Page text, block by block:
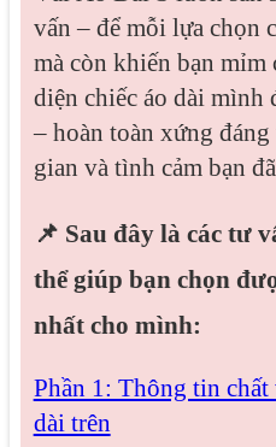
vấn – để mỗi lựa chọn
mà còn khiến bạn
diện chiếc áo dài mình
– hoàn toàn xứng
gian và tình cảm bạn
📌 Sau đây là các tư
thể giúp bạn chọn
nhất cho mình:
Phần 1: Thông tin chất
dài trên